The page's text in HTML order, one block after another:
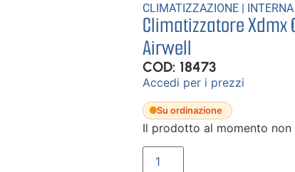
CLIMATIZZAZIONE |
Climatizzatore Xdmx
Airwell
COD: 18473
Accedi per i prezzi
Su ordinazione
Il prodotto al momento